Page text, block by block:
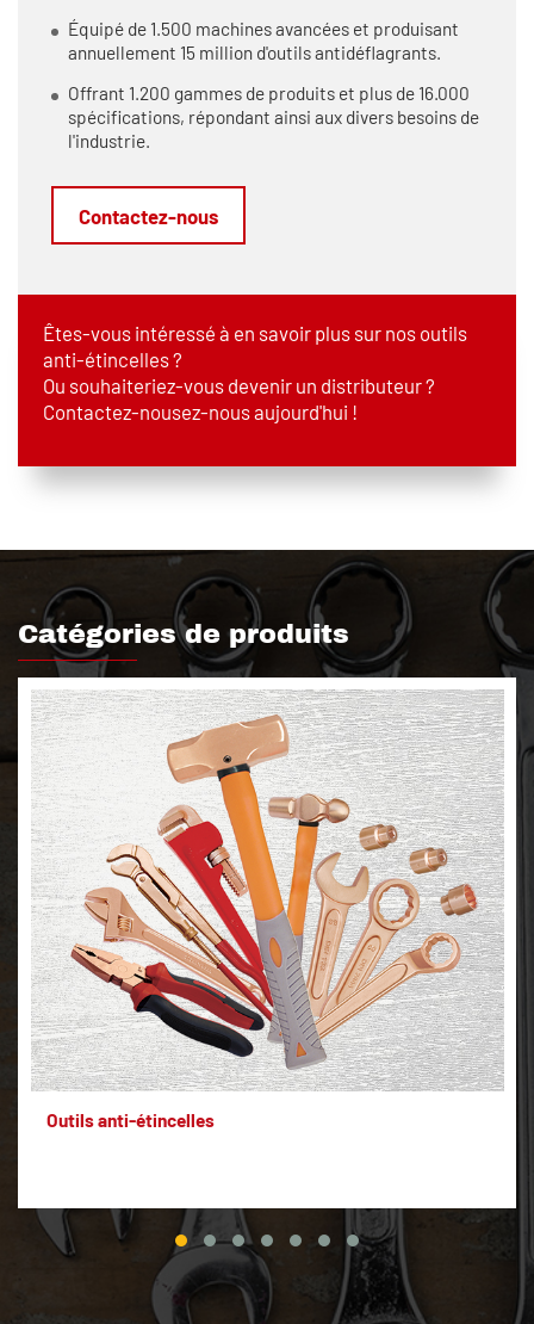
Équipé de 1.500 machines avancées et produisant
annuellement 15 million d'outils antidéflagrants.
Offrant 1.200 gammes de produits et plus de 16.000
spécifications, répondant ainsi aux divers besoins de
l'industrie.
Contactez-nous
Êtes-vous intéressé à en savoir plus sur nos outils
anti-étincelles ?
Ou souhaiteriez-vous devenir un distributeur ?
Contactez-nousez-nous aujourd'hui !
Catégories de produits
Outils anti-étincelles